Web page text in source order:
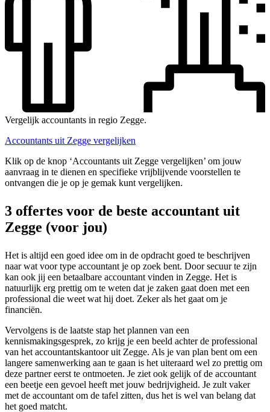
Vergelijk accountants in regio Zegge.
Accountants uit Zegge vergelijken
Klik op de knop ‘Accountants uit Zegge vergelijken’ om jouw
aanvraag in te dienen en specifieke vrijblijvende voorstellen te
ontvangen die je op je gemak kunt vergelijken.
3 offertes voor de beste accountant uit
Zegge (voor jou)
Het is altijd een goed idee om in de opdracht goed te beschrijven
naar wat voor type accountant je op zoek bent. Door secuur te zijn
kan ook jij een betaalbare accountant vinden in Zegge. Het is
natuurlijk erg prettig om te weten dat je zaken gaat doen met een
professional die weet wat hij doet. Zeker als het gaat om je
financiën.
Vervolgens is de laatste stap het plannen van een
kennismakingsgesprek, zo krijg je een beeld achter de professional
van het accountantskantoor uit Zegge. Als je van plan bent om een
langere samenwerking aan te gaan is het uiteraard wel zo prettig om
deze partner eerst te ontmoeten. Je ziet ook gelijk of de accountant
een beetje een gevoel heeft met jouw bedrijvigheid. Je zult vaker
met de accountant om de tafel zitten, dus het is wel van belang dat
het goed matcht.